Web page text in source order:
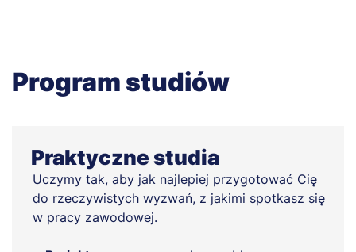
Program studiów
Praktyczne studia
Uczymy tak, aby jak najlepiej przygotować Cię
do rzeczywistych wyzwań, z jakimi spotkasz się
w pracy zawodowej.